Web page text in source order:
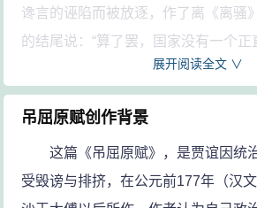
谗言的诬陷而被放逐，作了离《离骚
的结尾说：“算了罢，国家没有一个
一个人了解我啊”于是就跳到汨罗江自
感伤这件事情，借此来比喻自己，那
恭敬地承受这美好的恩惠啊，到长
听说屈原啊，自己沉到汨罗江自杀了
一篇文章投到江水中啊，（我）恭敬
展开阅读全文 ∨
吊屈原赋创作背景
这篇《吊屈原赋》，是贾谊因统
受毁谤与排挤，在公元前177年（汉